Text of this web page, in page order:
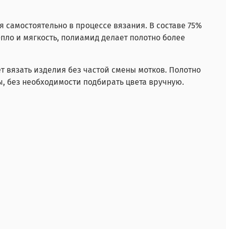
в процессе вязания. В составе 75%
и мягкость, полиамид делает полотно более
изделия без частой смены мотков. Полотно
необходимости подбирать цвета вручную.